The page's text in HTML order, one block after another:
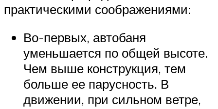
практическими соображениями:
Во-первых, автобаня
уменьшается по общей высоте.
Чем выше конструкция, тем
больше ее парусность. В
движении, при сильном ветре,